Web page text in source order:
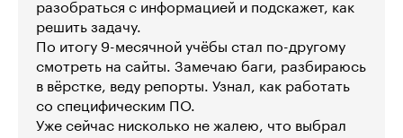
разобраться с информацией и подскажет, как
решить задачу.
По итогу 9-месячной учёбы стал по-другому
смотреть на сайты. Замечаю баги, разбираюсь
в вёрстке, веду репорты. Узнал, как работать
со специфическим ПО.
Уже сейчас нисколько не жалею, что выбрал